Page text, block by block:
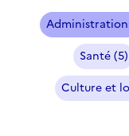
Santé (5)
Culture et